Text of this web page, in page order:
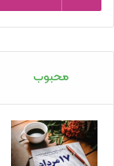
محبوب